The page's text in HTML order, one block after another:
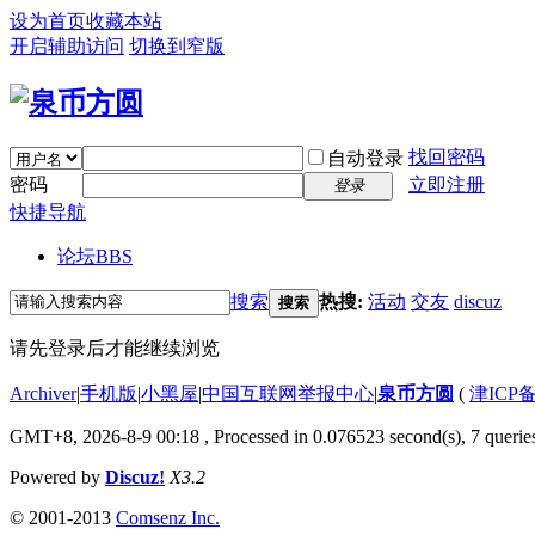
设为首页收藏本站
开启辅助访问 切换到窄版
自动登录 找回密码
密码
登录
立即注册
快捷导航
论坛BBS
搜索 搜索 热搜: 活动 交友 discuz
请先登录后才能继续浏览
Archiver|手机版|小黑屋|中国互联网举报中心|泉币方圆 ( 津ICP
GMT+8, 2026-8-9 00:18 , Processed in 0.076523 second(s), 7
Powered by Discuz! X3.2
© 2001-2013 Comsenz Inc.